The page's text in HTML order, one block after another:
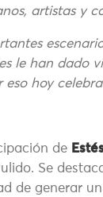
artistas y
le han dado
hoy
de
Se
de generar